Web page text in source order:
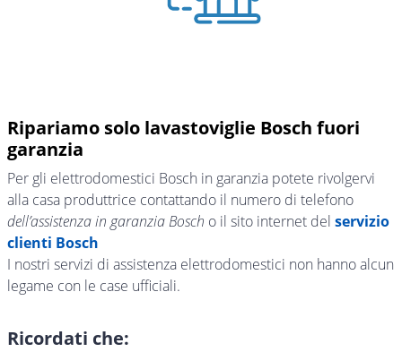
Ripariamo solo lavastoviglie Bosch fuori
garanzia
Per gli elettrodomestici Bosch in garanzia potete rivolgervi
alla casa produttrice contattando il numero di telefono
dell’assistenza in garanzia Bosch o il sito internet del servizio
clienti Bosch
I nostri servizi di assistenza elettrodomestici non hanno alcun
legame con le case ufficiali.
Ricordati che: